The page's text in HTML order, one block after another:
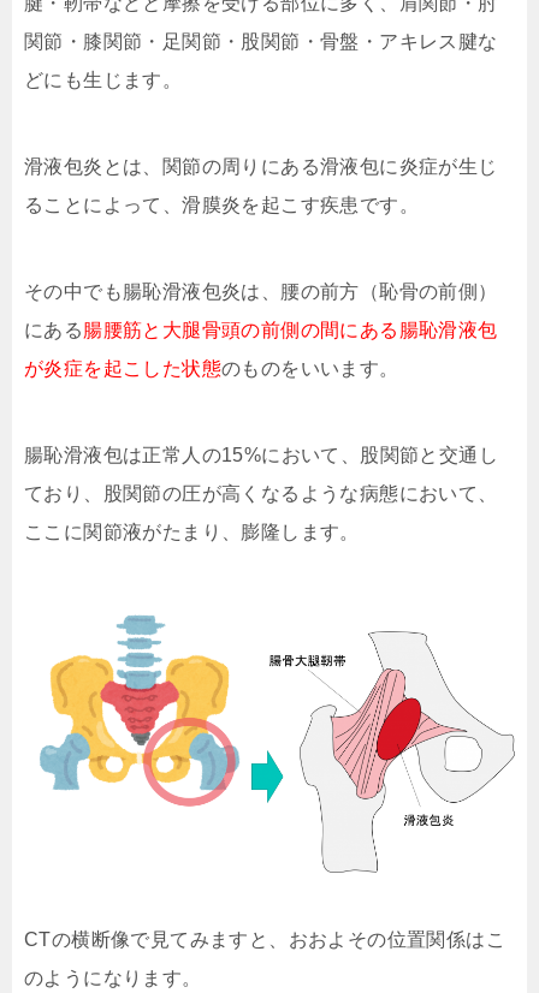
関節・膝関節・足関節・股関節・骨盤・アキレス腱な
どにも生じます。
滑液包炎とは、関節の周りにある滑液包に炎症が生じ
ることによって、滑膜炎を起こす疾患です。
その中でも腸恥滑液包炎は、腰の前方（恥骨の前側）
にある腸腰筋と大腿骨頭の前側の間にある腸恥滑液包
が炎症を起こした状態のものをいいます。
腸恥滑液包は正常人の15%において、股関節と交通し
ており、股関節の圧が高くなるような病態において、
ここに関節液がたまり、膨隆します。
CTの横断像で見てみますと、おおよその位置関係はこ
のようになります。